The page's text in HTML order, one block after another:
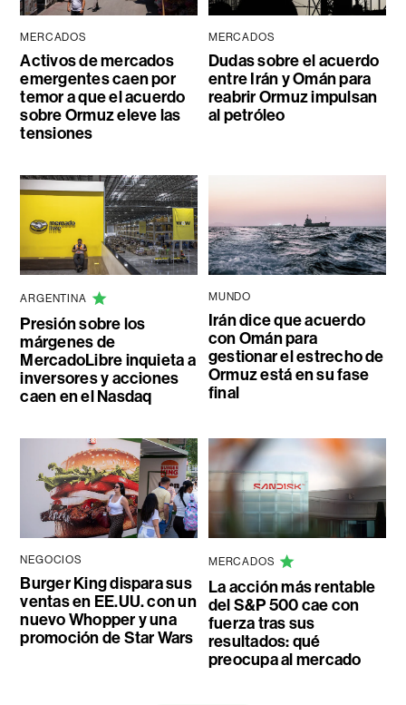
MERCADOS
Activos de mercados
emergentes caen por
temor a que el acuerdo
sobre Ormuz eleve las
tensiones
MERCADOS
Dudas sobre el acuerdo
entre Irán y Omán para
reabrir Ormuz impulsan
al petróleo
ARGENTINA
Presión sobre los
márgenes de
MercadoLibre inquieta a
inversores y acciones
caen en el Nasdaq
MUNDO
Irán dice que acuerdo
con Omán para
gestionar el estrecho de
Ormuz está en su fase
final
NEGOCIOS
Burger King dispara sus
ventas en EE.UU. con un
nuevo Whopper y una
promoción de Star Wars
MERCADOS
La acción más rentable
del S&P 500 cae con
fuerza tras sus
resultados: qué
preocupa al mercado